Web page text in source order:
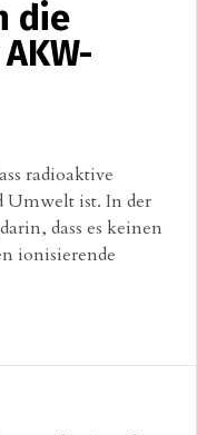
die
radioaktive
Umwelt ist. In der
dass es keinen
ionisierende